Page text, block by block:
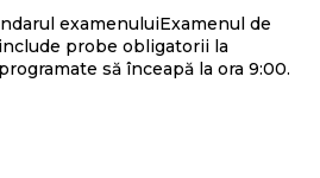
examenuluiExamenul de
probe obligatorii la
să înceapă la ora 9:00.